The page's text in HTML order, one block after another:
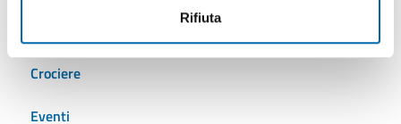
Rifiuta
Crociere
Eventi